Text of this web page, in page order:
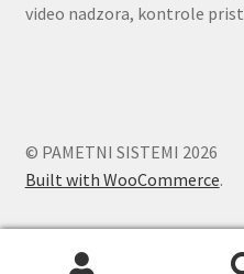
video nadzora, kontrole
© PAMETNI SISTEMI 2026
Built with WooCommerce.